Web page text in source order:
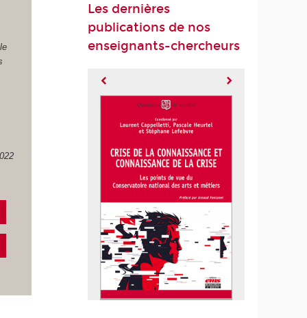
Les dernières
publications de nos
enseignants-chercheurs